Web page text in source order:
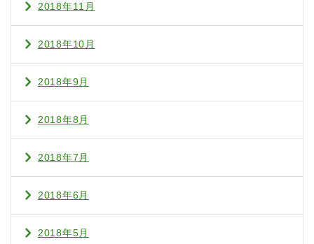
2018年11月
2018年10月
2018年9月
2018年8月
2018年7月
2018年6月
2018年5月